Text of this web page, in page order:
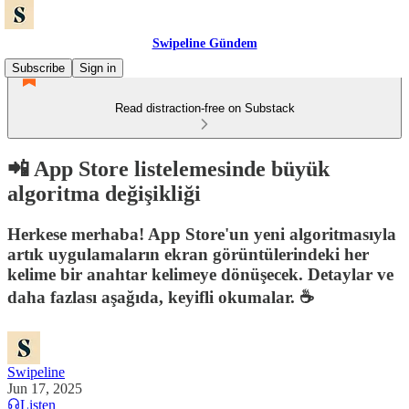
Swipeline Gündem
Subscribe
Sign in
Read distraction-free on Substack
📲 App Store listelemesinde büyük
algoritma değişikliği
Herkese merhaba! App Store'un yeni algoritmasıyla
artık uygulamaların ekran görüntülerindeki her
kelime bir anahtar kelimeye dönüşecek. Detaylar ve
daha fazlası aşağıda, keyifli okumalar. ☕️
Swipeline
Jun 17, 2025
Listen